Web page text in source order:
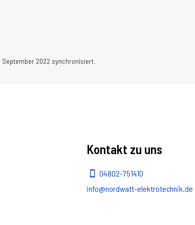
September 2022 synchronisiert.
Kontakt zu uns
04802-751410
info@nordwatt-elektrotechnik.de